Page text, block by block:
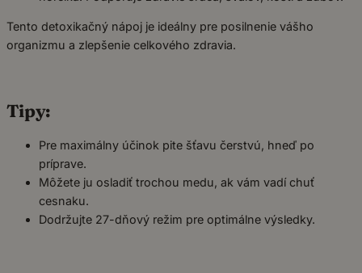
Tento detoxikačný nápoj je ideálny pre posilnenie vášho
organizmu a zlepšenie celkového zdravia.
Tipy:
Pre maximálny účinok pite šťavu čerstvú, hneď po
príprave.
Môžete ju osladiť trochou medu, ak vám vadí chuť
cesnaku.
Dodržujte 27-dňový režim pre optimálne výsledky.